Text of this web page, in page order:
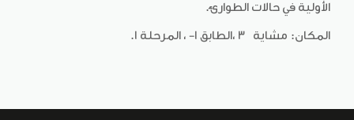
الأولية في حالات الطوارئ.
المكان: مشاية 3 ،الطابق 1- ، المرحلة 1.